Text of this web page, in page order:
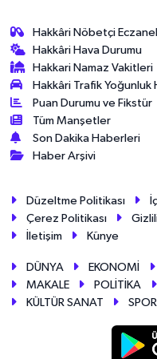
Hakkâri Nöbetçi
Hakkâri Hava Durumu
Hakkari Namaz Vakitleri
Hakkâri Trafik Yoğunluk
Puan Durumu ve Fikstür
Tüm Manşetler
Son Dakika Haberleri
Haber Arşivi
Düzeltme Politikası
Çerez Politikası
İletişim
Künye
DÜNYA EKONOMİ
MAKALE
POLİTİKA
KÜLTÜR SANAT
SPOR